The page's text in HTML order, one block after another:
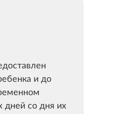
и до
дней со дня их